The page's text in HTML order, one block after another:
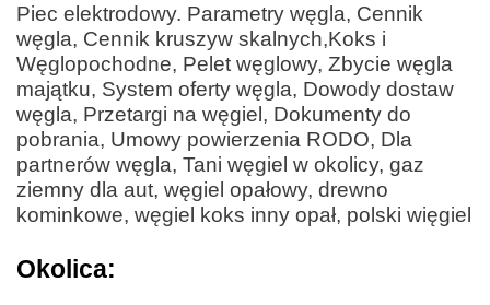
Piec elektrodowy. Parametry węgla, Cennik
węgla, Cennik kruszyw skalnych,Koks i
Węglopochodne, Pelet węglowy, Zbycie węgla
majątku, System oferty węgla, Dowody dostaw
węgla, Przetargi na węgiel, Dokumenty do
pobrania, Umowy powierzenia RODO, Dla
partnerów węgla, Tani węgiel w okolicy, gaz
ziemny dla aut, węgiel opałowy, drewno
kominkowe, węgiel koks inny opał, polski więgiel
Okolica: